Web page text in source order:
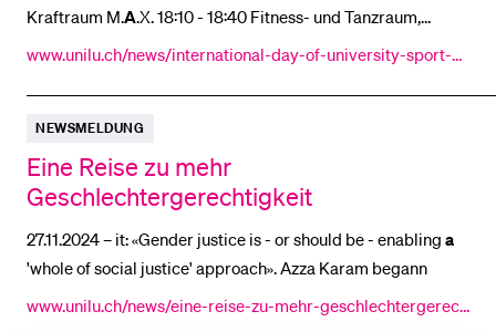
Kraftraum M.A.X. 18:10 - 18:40 Fitness- und Tanzraum,
Uni/PH-Gebäude
www.unilu.ch/news/international-day-of-university-sport-3
NEWSMELDUNG
Eine Reise zu mehr
Geschlechtergerechtigkeit
27.11.2024 – it: «Gender justice is - or should be - enabling a
'whole of social justice' approach». Azza Karam begann
www.unilu.ch/news/eine-reise-zu-mehr-geschlechtergerech